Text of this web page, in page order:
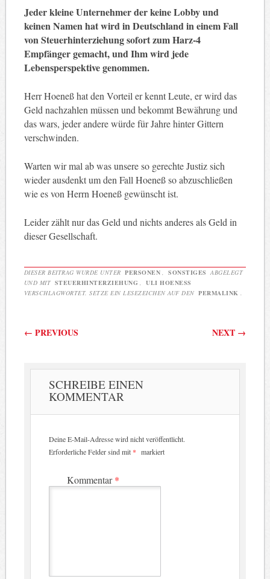
Jeder kleine Unternehmer der keine Lobby und
keinen Namen hat wird in Deutschland in einem Fall
von Steuerhinterziehung sofort zum Harz-4
Empfänger gemacht, und Ihm wird jede
Lebensperspektive genommen.
Herr Hoeneß hat den Vorteil er kennt Leute, er wird das
Geld nachzahlen müssen und bekommt Bewährung und
das wars, jeder andere würde für Jahre hinter Gittern
verschwinden.
Warten wir mal ab was unsere so gerechte Justiz sich
wieder ausdenkt um den Fall Hoeneß so abzuschließen
wie es von Herrn Hoeneß gewünscht ist.
Leider zählt nur das Geld und nichts anderes als Geld in
dieser Gesellschaft.
DIESER BEITRAG WURDE UNTER PERSONEN SONSTIGES ABGELEGT
UND MIT STEUERHINTERZIEHUNG
ULI HOENESS
VERSCHLAGWORTET. SETZE EIN LESEZEICHEN AUF DEN PERMALINK
Beitragsnavigation
← PREVIOUS NEXT →
SCHREIBE EINEN
KOMMENTAR
Deine E-Mail-Adresse wird nicht veröffentlicht.
Erforderliche Felder sind mit * markiert
Kommentar*